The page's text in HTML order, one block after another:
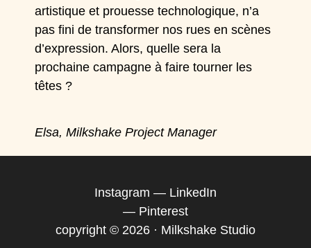
artistique et prouesse technologique, n’a
pas fini de transformer nos rues en scènes
d’expression. Alors, quelle sera la
prochaine campagne à faire tourner les
têtes ?
Elsa, Milkshake Project Manager
Instagram — LinkedIn
— Pinterest
copyright © 2026 · Milkshake Studio